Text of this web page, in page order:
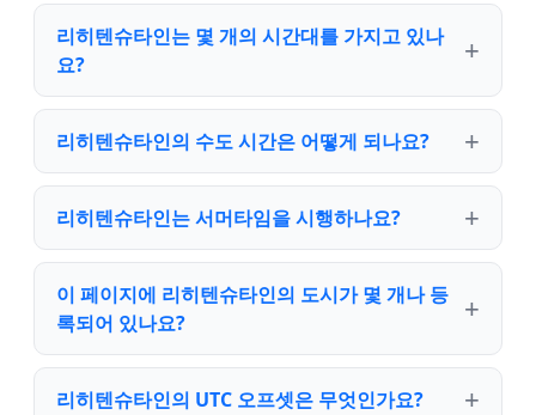
리히텐슈타인는 몇 개의 시간대를 가지고 있나
요?
리히텐슈타인의 수도 시간은 어떻게 되나요?
리히텐슈타인는 서머타임을 시행하나요?
이 페이지에 리히텐슈타인의 도시가 몇 개나 등
록되어 있나요?
리히텐슈타인의 UTC 오프셋은 무엇인가요?